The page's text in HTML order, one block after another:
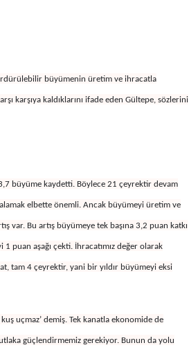
büyümenin üretim ve ihracatla
karşıya kaldıklarını ifade eden Gültepe, sözlerini
büyüme kaydetti. Böylece 21 çeyrektir devam
elbette önemli. Ancak büyümeyi üretim ve
var. Bu artış büyümeye tek başına 3,2 puan katkı
puan aşağı çekti. İhracatımız değer olarak
tam 4 çeyrektir, yani bir yıldır büyümeyi eksi
uçmaz’ demiş. Tek kanatla ekonomide de
güçlendirmemiz gerekiyor. Bunun da yolu